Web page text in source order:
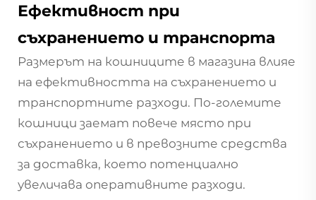
Ефективност при
съхранението и транспорта
Размерът на кошниците в магазина влияе
на ефективността на съхранението и
транспортните разходи. По-големите
кошници заемат повече място при
съхранението и в превозните средства
за доставка, което потенциално
увеличава оперативните разходи.